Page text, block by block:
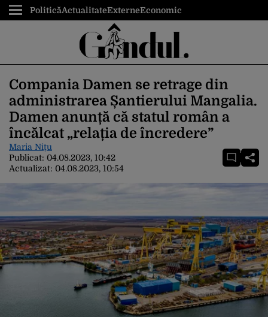
PoliticăActualitateExterneEconomic
Compania Damen se retrage din
administrarea Șantierului Mangalia.
Damen anunță că statul român a
încălcat „relația de încredere”
Maria Nițu
Publicat: 04.08.2023, 10:42
Actualizat: 04.08.2023, 10:54